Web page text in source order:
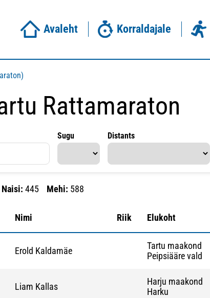
Avaleht Korraldajale
Rattamaraton
Sugu Distants
Naisi: 445 Mehi: 588
Nimi Riik Elukoht
Erold Kaldamäe
Tartu maakond
Peipsiääre vald
Liam Kallas
Harju maakond
Harku